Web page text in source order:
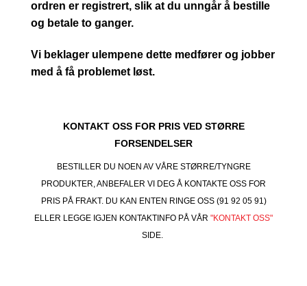
ordren er registrert, slik at du unngår å bestille
og betale to ganger.
Vi beklager ulempene dette medfører og jobber
med å få problemet løst.
KONTAKT OSS FOR PRIS VED STØRRE
FORSENDELSER
BESTILLER DU NOEN AV VÅRE STØRRE/TYNGRE
PRODUKTER, ANBEFALER VI DEG Å KONTAKTE OSS FOR
PRIS PÅ FRAKT. DU KAN ENTEN RINGE OSS (91 92 05 91)
ELLER LEGGE IGJEN KONTAKTINFO PÅ VÅR "KONTAKT OSS"
SIDE.